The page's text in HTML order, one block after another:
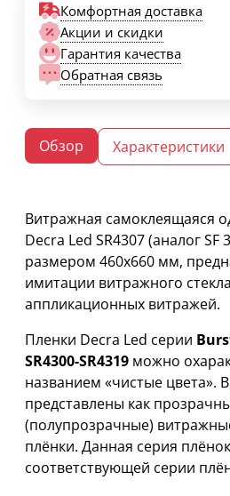
Комфортная доставка
Акции и скидки
Гарантия качества
Обратная связь
Обзор Характеристики
Витражная самоклеящаяся
Decra Led SR4307 (аналог SF
размером 460х660 мм,
имитации витражного
аппликационных витражей.
Пленки Decra Led серии
SR4300-SR4319 можно
названием «чистые цвета».
представлены как
(полупрозрачные)
плёнки. Данная серия
соответствующей серии